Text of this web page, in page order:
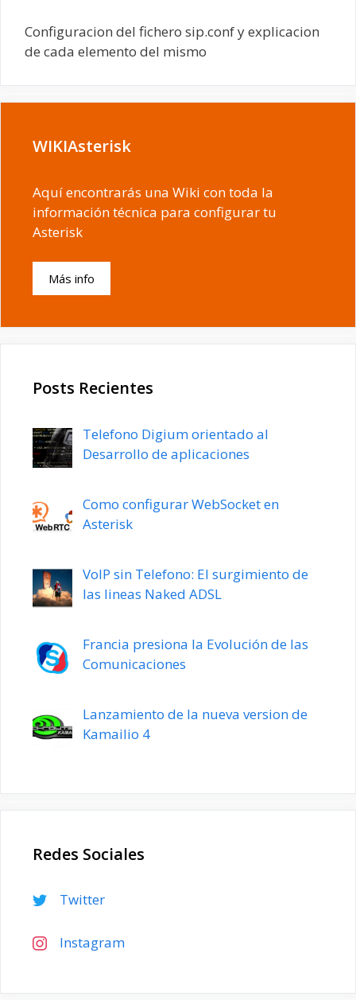
Configuracion del fichero sip.conf y explicacion
de cada elemento del mismo
WIKIAsterisk
Aquí encontrarás una Wiki con toda la
información técnica para configurar tu
Asterisk
Más info
Posts Recientes
Telefono Digium orientado al
Desarrollo de aplicaciones
Como configurar WebSocket en
Asterisk
VoIP sin Telefono: El surgimiento de
las lineas Naked ADSL
Francia presiona la Evolución de las
Comunicaciones
Lanzamiento de la nueva version de
Kamailio 4
Redes Sociales
Twitter
Instagram